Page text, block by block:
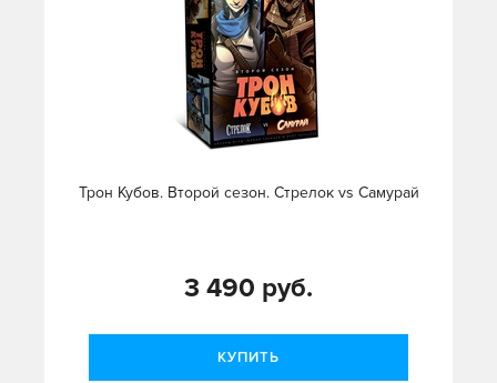
Трон Кубов. Второй сезон. Стрелок vs Самурай
3 490 руб.
КУПИТЬ